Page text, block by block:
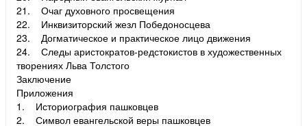
21. Очаг духовного просвещения
22. Инквизиторский жезл Победоносцева
23. Догматическое и практическое лицо движения
24. Следы аристократов-редстокистов в художественных
творениях Льва Толстого
Заключение
Приложения
1. Историография пашковцев
2. Символ евангельской веры пашковцев